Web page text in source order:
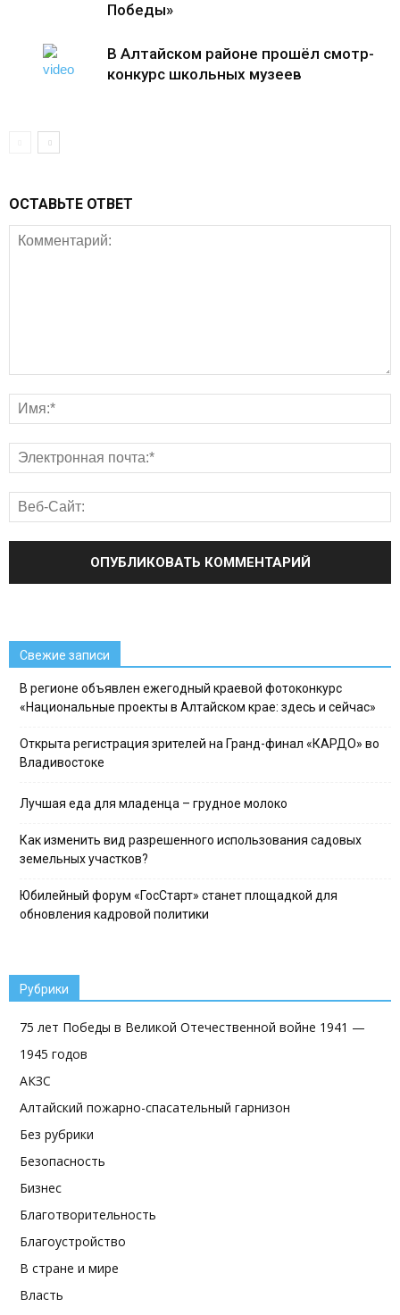
Победы»
В Алтайском районе прошёл смотр-
конкурс школьных музеев
ОСТАВЬТЕ ОТВЕТ
Свежие записи
В регионе объявлен ежегодный краевой фотоконкурс
«Национальные проекты в Алтайском крае: здесь и сейчас»
Открыта регистрация зрителей на Гранд-финал «КАРДО» во
Владивостоке
Лучшая еда для младенца – грудное молоко
Как изменить вид разрешенного использования садовых
земельных участков?
Юбилейный форум «ГосСтарт» станет площадкой для
обновления кадровой политики
Рубрики
75 лет Победы в Великой Отечественной войне 1941 —
1945 годов
АКЗС
Алтайский пожарно-спасательный гарнизон
Без рубрики
Безопасность
Бизнес
Благотворительность
Благоустройство
В стране и мире
Власть